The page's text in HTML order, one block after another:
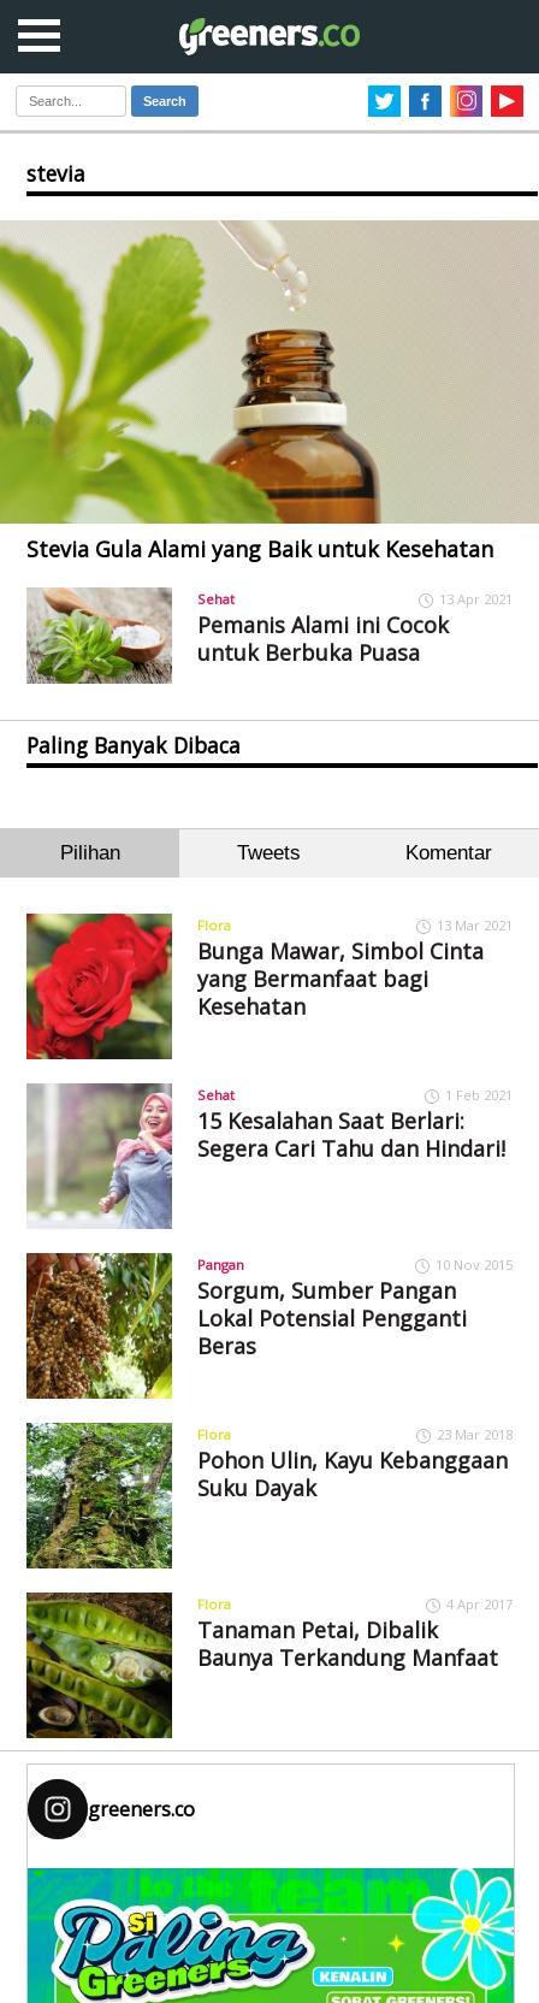
Search
stevia
Stevia Gula Alami yang Baik untuk Kesehatan
Sehat 13 Apr 2021
Pemanis Alami ini Cocok
untuk Berbuka Puasa
Paling Banyak Dibaca
Pilihan Tweets Komentar
Flora 13 Mar 2021
Bunga Mawar, Simbol Cinta
yang Bermanfaat bagi
Kesehatan
Sehat 1 Feb 2021
15 Kesalahan Saat Berlari:
Segera Cari Tahu dan Hindari!
Pangan 10 Nov 2015
Sorgum, Sumber Pangan
Lokal Potensial Pengganti
Beras
Flora 23 Mar 2018
Pohon Ulin, Kayu Kebanggaan
Suku Dayak
Flora 4 Apr 2017
Tanaman Petai, Dibalik
Baunya Terkandung Manfaat
greeners.co